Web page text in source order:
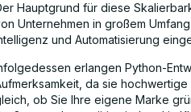
Hauptgrund für diese
Unternehmen in großem
und Automatisierung
erlangen Python-
da sie
ob Sie Ihre eigene Marke